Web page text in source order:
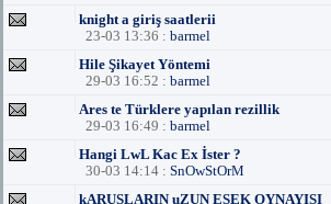
knight a giriş saatlerii
23-03 13:36 : barmel
Hile Şikayet Yöntemi
29-03 16:52 : barmel
Ares te Türklere yapılan rezillik
29-03 16:49 : barmel
Hangi LwL Kac Ex İster ?
30-03 14:14 : SnOwStOrM
kARUSLARIN uZUN EŞEK OYNAYISI